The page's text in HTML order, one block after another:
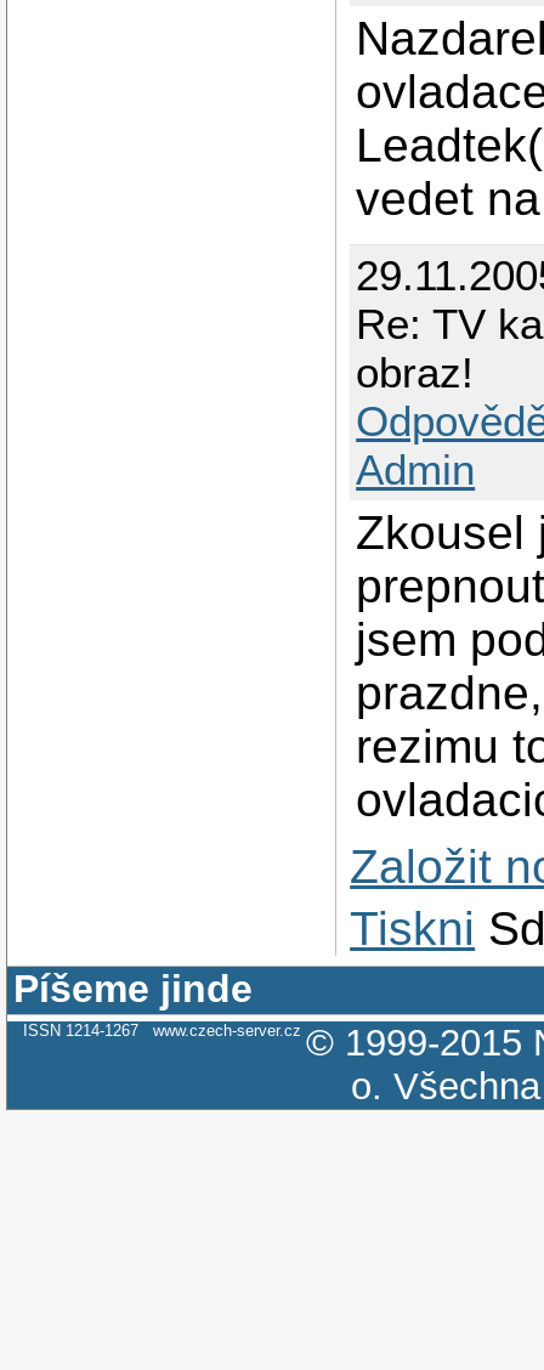
vedet
Re: TV
obraz!
Admin
Zkousel
jsem
rezimu
Založit
Tiskni
Píšeme jinde
ISSN 1214-1267 www.czech-server.cz © 1999-2015
o.